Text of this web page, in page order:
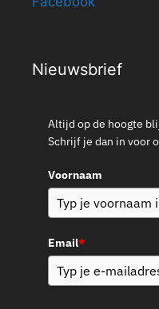
Nieuwsbrief
Altijd op de hoogte
Schrijf je dan in voor
Voornaam
Email*